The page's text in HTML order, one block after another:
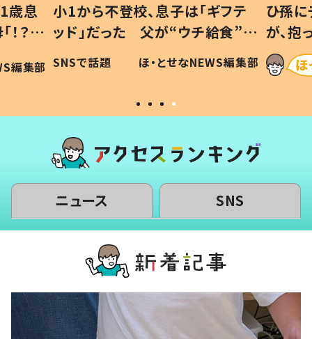
歳息
？」
編集部
小1から不登校、息子は「ギフテ
ッド」だった 父が“ウチ給食”を
作り続ける理由とは #令和の親
#令和の子
SNSで話題 ほ・とせなNEWS編集部
ひ孫
が、
「涙が
い」
ニュース SNS